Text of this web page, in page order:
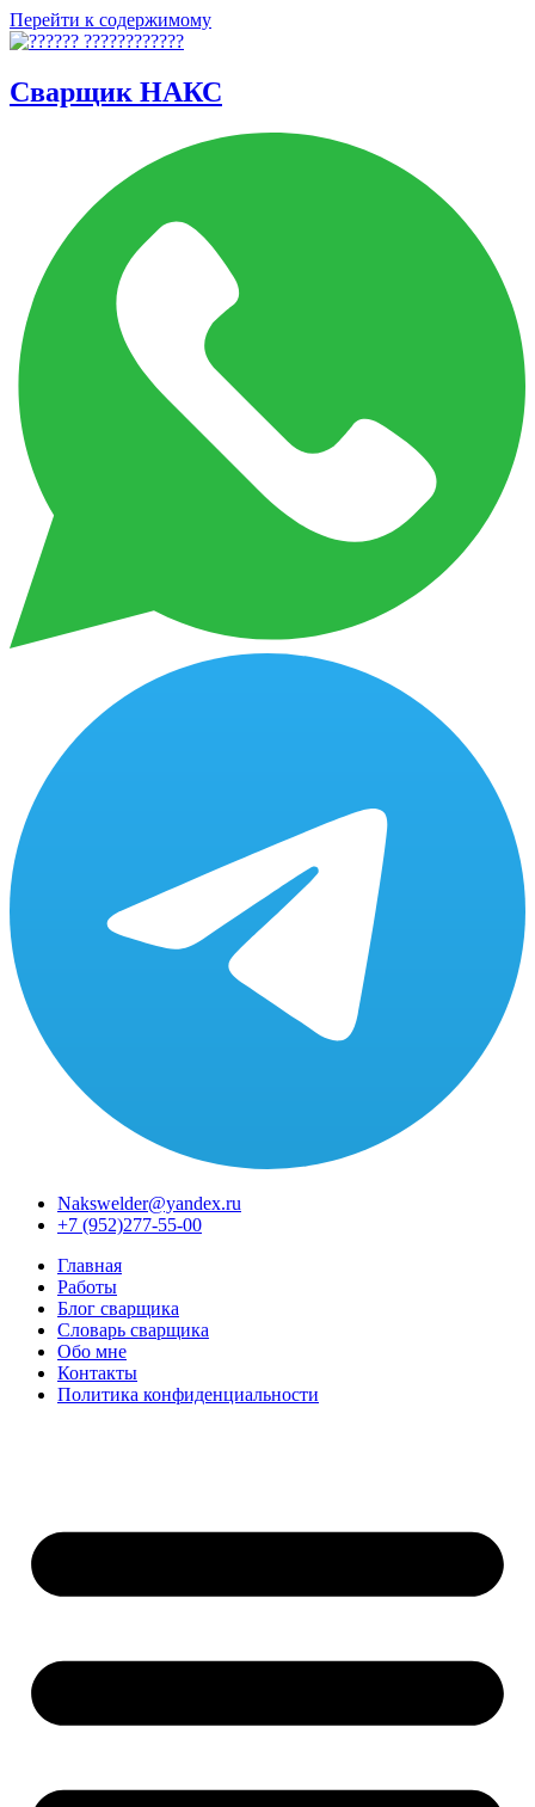
Перейти к содержимому
Сварщик НАКС
Nakswelder@yandex.ru
+7 (952)277-55-00
Главная
Работы
Блог сварщика
Словарь сварщика
Обо мне
Контакты
Политика конфиденциальности